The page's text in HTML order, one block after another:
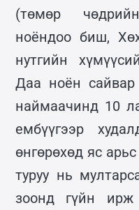
(төмөр
ноёндоо биш,
нутгийн
Даа ноён сайвар
наймаачинд 10
ембүүгээр
өнгөрөхөд яс
туруу нь
зоонд гүйн ирж